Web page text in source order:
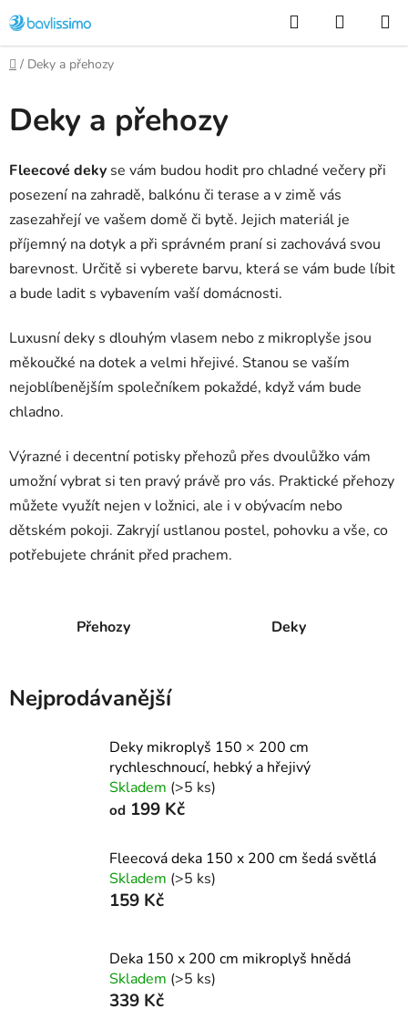
na
obsah
Hledat
KOŠÍK
Domů
/ Deky a přehozy
Deky a přehozy
Fleecové deky se vám budou hodit pro chladné večery při
posezení na zahradě, balkónu či terase a v zimě vás
zasezahřejí ve vašem domě či bytě. Jejich materiál je
příjemný na dotyk a při správném praní si zachovává svou
barevnost. Určitě si vyberete barvu, která se vám bude líbit
a bude ladit s vybavením vaší domácnosti.
Luxusní deky s dlouhým vlasem nebo z mikroplyše jsou
měkoučké na dotek a velmi hřejivé. Stanou se vaším
nejoblíbenějším společníkem pokaždé, když vám bude
chladno.
Výrazné i decentní potisky přehozů přes dvoulůžko vám
umožní vybrat si ten pravý právě pro vás. Praktické přehozy
můžete využít nejen v ložnici, ale i v obývacím nebo
dětském pokoji. Zakryjí ustlanou postel, pohovku a vše, co
potřebujete chránit před prachem.
Přehozy Deky
Nejprodávanější
Deky mikroplyš 150 × 200 cm
rychleschnoucí, hebký a hřejivý
Skladem (>5 ks)
od 199 Kč
Fleecová deka 150 x 200 cm šedá světlá
Skladem (>5 ks)
159 Kč
Deka 150 x 200 cm mikroplyš hnědá
Skladem (>5 ks)
339 Kč